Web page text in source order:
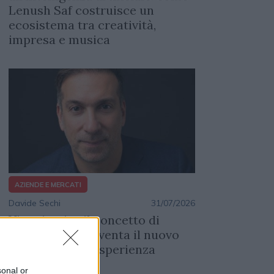
or
Lenush Saf costruisce un
ecosistema tra creatività,
impresa e musica
AZIENDE E MERCATI
Davide Sechi 31/07/2026
Visa riscrive il concetto di
premium: l’AI diventa il nuovo
concierge dell’esperienza